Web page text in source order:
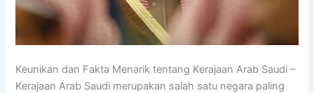
Keunikan dan Fakta Menarik tentang Kerajaan Arab Saudi –
Kerajaan Arab Saudi merupakan salah satu negara paling